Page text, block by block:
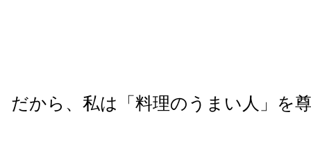
だから、私は「料理のうまい人」を